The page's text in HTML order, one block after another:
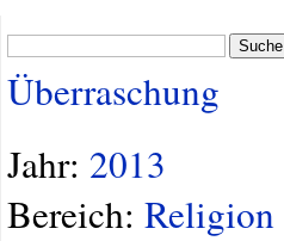
Suche
Überraschung
Jahr: 2013
Bereich: Religion